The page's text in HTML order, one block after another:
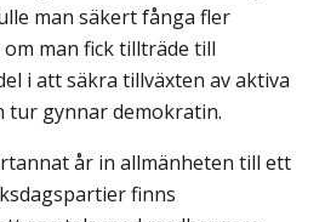
man säkert fånga fler
man fick tillträde till
i att säkra tillväxten av aktiva
tur gynnar demokratin.
år in allmänheten till ett
finns